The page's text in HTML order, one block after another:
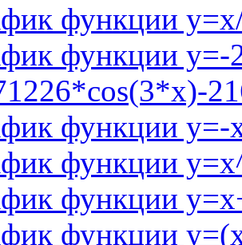
функции
функции y=-
функции
функции
функции
функции